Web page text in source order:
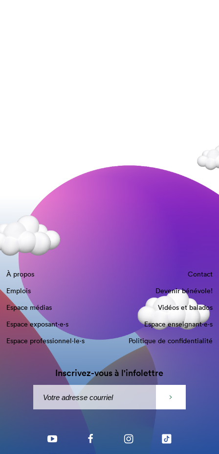
À propos
Contact
Emplois
Devenir bénévole!
Espace médias
Vidéos et balados
Espace exposant·e⋅s
Espace enseignant·e⋅s
Espace professionnel·le⋅s
Politique de confidentialité
Inscrivez-vous à l'infolettre